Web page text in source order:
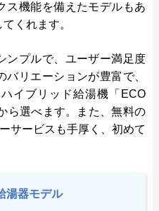
ス機能を備えたモデルもあ
くれます。
ンプルで、ユーザー満足度
リエーションが豊富で、
イブリッド給湯機「ECO
ら選べます。また、無料の
サービスも手厚く、初めて
湯器モデル